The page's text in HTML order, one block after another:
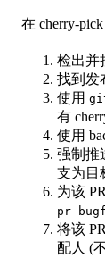
在 cherry-
检出并
找到发
使用
有
使用
强制推
支为目
为该
pr-
将该
配人 (